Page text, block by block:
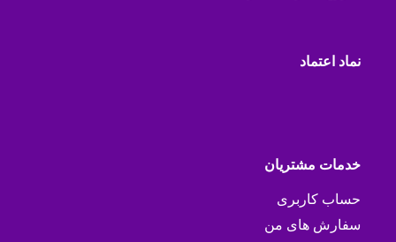
نماد اعتماد
خدمات مشتریان
حساب کاربری
سفارش های من